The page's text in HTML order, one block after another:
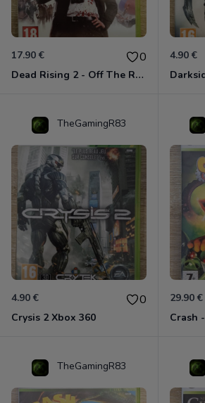
17.90 € 0
Dead Rising 2 - Off The Record Xbox 360
4.90 €
TheGamingR83
4.90 € 0
Crysis 2 Xbox 360
29.90 €
TheGamingR83